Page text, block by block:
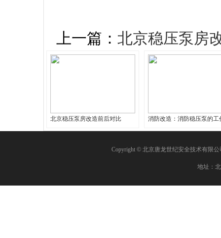
上一篇： 北京稳压泵房
北京稳压泵房改造前后对比 消防改造：消防稳压泵的工
Copyright © 北京唐龙世纪安全技术有限
地址：